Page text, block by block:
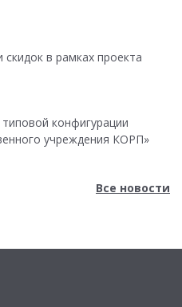
в рамках проекта
конфигурации
учреждения КОРП»
Все новости